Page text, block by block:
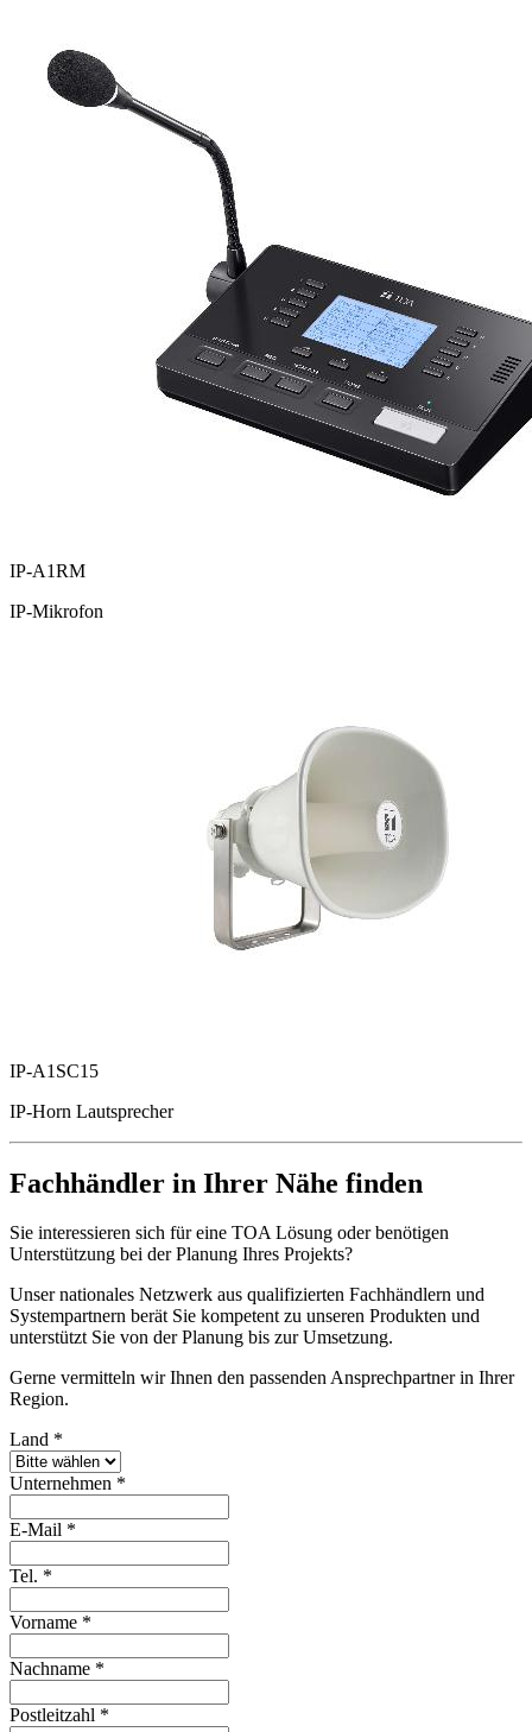
IP-A1RM
IP-Mikrofon
IP-A1SC15
IP-Horn Lautsprecher
Fachhändler in Ihrer Nähe finden
Sie interessieren sich für eine TOA Lösung oder benötigen
Unterstützung bei der Planung Ihres Projekts?
Unser nationales Netzwerk aus qualifizierten Fachhändlern und
Systempartnern berät Sie kompetent zu unseren Produkten und
unterstützt Sie von der Planung bis zur Umsetzung.
Gerne vermitteln wir Ihnen den passenden Ansprechpartner in Ihrer
Region.
Land *
Unternehmen *
E-Mail *
Tel. *
Vorname *
Nachname *
Postleitzahl *